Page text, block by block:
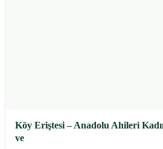
Köy Eriştesi – Anadolu Ahileri
ve